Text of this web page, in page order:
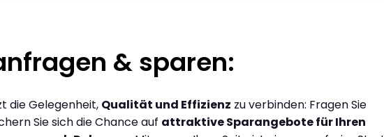
& sparen:
die Gelegenheit, Qualität und Effizienz zu verbinden: Fragen Sie
Sie sich die Chance auf attraktive Sparangebote für Ihren